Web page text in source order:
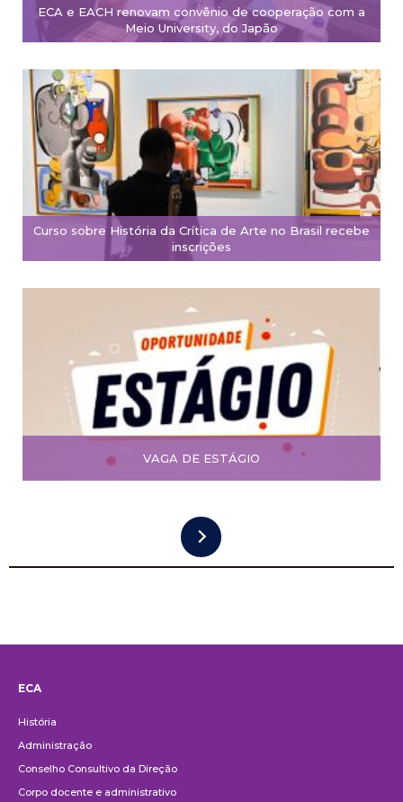
ECA e EACH renovam convênio de cooperação com a
Meio University, do Japão
Curso sobre História da Crítica de Arte no Brasil recebe
inscrições
VAGA DE ESTÁGIO
ECA
História
Administração
Conselho Consultivo da Direção
Corpo docente e administrativo